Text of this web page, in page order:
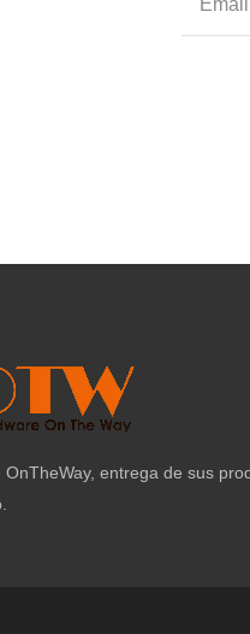
OnTheWay, entrega de sus